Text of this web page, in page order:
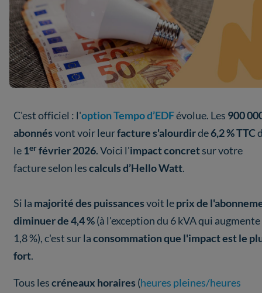
C'est officiel : l'option Tempo d’EDFévolue. Les 900
abonnésvont voir leurfacture s'alourdirde6,2 % TTC
le1erfévrier 2026. Voici l'impact concretsur votre
facture selon lescalculs d’Hello Watt.
Si la majorité des puissancesvoit leprix de
diminuer de 4,4 %(à l'exception du 6 kVA qui augmente
1,8 %), c'est sur laconsommation que l'impact est le
fort.
Tous lescréneaux horaires (heures pleines/heures